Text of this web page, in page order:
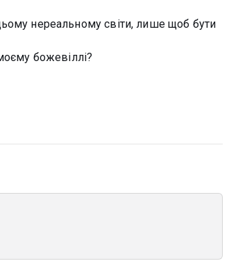
нереальному світи, лише щоб бути
божевіллі?